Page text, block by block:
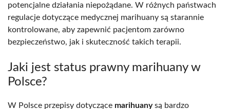
potencjalne działania niepożądane. W różnych państwach
regulacje dotyczące medycznej marihuany są starannie
kontrolowane, aby zapewnić pacjentom zarówno
bezpieczeństwo, jak i skuteczność takich terapii.
Jaki jest status prawny marihuany w
Polsce?
W Polsce przepisy dotyczące marihuanysą bardzo